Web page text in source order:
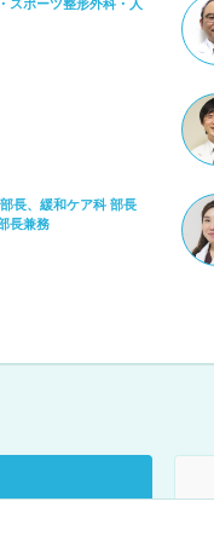
スポーツ整形外科・人
長、緩和ケア科 部長
長兼務